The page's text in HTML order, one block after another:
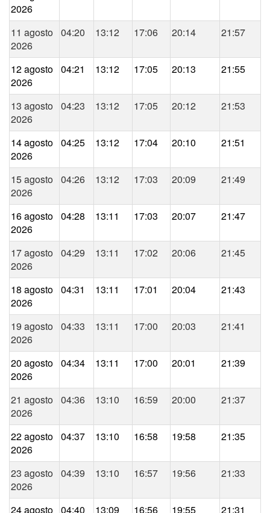
2026
11 agosto
2026
04:20 13:12 17:06 20:14 21:57
12 agosto
2026
04:21 13:12 17:05 20:13 21:55
13 agosto
2026
04:23 13:12 17:05 20:12 21:53
14 agosto
2026
04:25 13:12 17:04 20:10 21:51
15 agosto
2026
04:26 13:12 17:03 20:09 21:49
16 agosto
2026
04:28 13:11 17:03 20:07 21:47
17 agosto
2026
04:29 13:11 17:02 20:06 21:45
18 agosto
2026
04:31 13:11 17:01 20:04 21:43
19 agosto
2026
04:33 13:11 17:00 20:03 21:41
20 agosto
2026
04:34 13:11 17:00 20:01 21:39
21 agosto
2026
04:36 13:10 16:59 20:00 21:37
22 agosto
2026
04:37 13:10 16:58 19:58 21:35
23 agosto
2026
04:39 13:10 16:57 19:56 21:33
24 agosto 04:40 13:09 16:56 19:55 21:31